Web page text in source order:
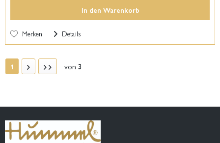
In den Warenkorb
Merken Details
1 von 3